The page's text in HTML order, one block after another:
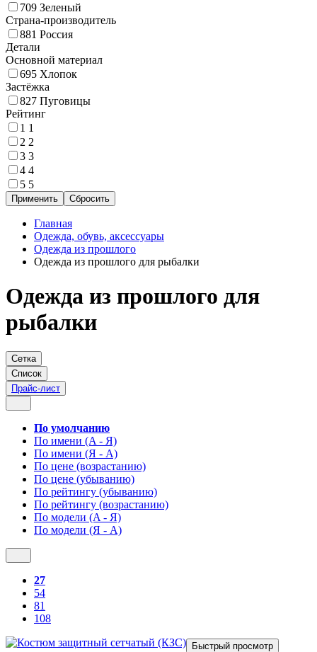
709 Зеленый
Страна-производитель
881 Россия
Детали
Основной материал
695 Хлопок
Застёжка
827 Пуговицы
Рейтинг
1 1
2 2
3 3
4 4
5 5
Главная
Одежда, обувь, аксессуары
Одежда из прошлого
Одежда из прошлого для рыбалки
Одежда из прошлого для
рыбалки
Сетка
Список
Прайс-лист
По умолчанию
По имени (A - Я)
По имени (Я - A)
По цене (возрастанию)
По цене (убыванию)
По рейтингу (убыванию)
По рейтингу (возрастанию)
По модели (A - Я)
По модели (Я - A)
27
54
81
108
Быстрый просмотр